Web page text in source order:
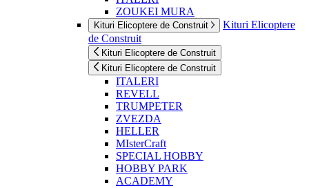
ZOUKEI MURA
Kituri Elicoptere de Construit
Kituri Elicoptere
de Construit
Kituri Elicoptere de Construit
Kituri Elicoptere de Construit
ITALERI
REVELL
TRUMPETER
ZVEZDA
HELLER
MIsterCraft
SPECIAL HOBBY
HOBBY PARK
ACADEMY